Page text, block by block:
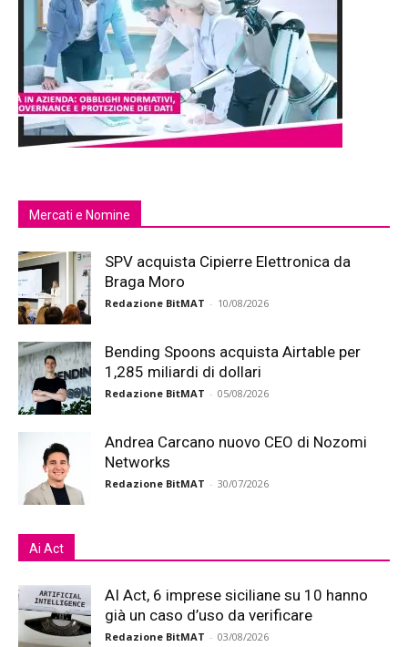
Mercati e Nomine
SPV acquista Cipierre Elettronica da
Braga Moro
Redazione BitMAT - 10/08/2026
Bending Spoons acquista Airtable per
1,285 miliardi di dollari
Redazione BitMAT - 05/08/2026
Andrea Carcano nuovo CEO di Nozomi
Networks
Redazione BitMAT - 30/07/2026
Ai Act
AI Act, 6 imprese siciliane su 10 hanno
già un caso d’uso da verificare
Redazione BitMAT - 03/08/2026